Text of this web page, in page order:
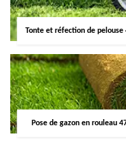
Tonte et réfection de pelouse
Pose de gazon en rouleau